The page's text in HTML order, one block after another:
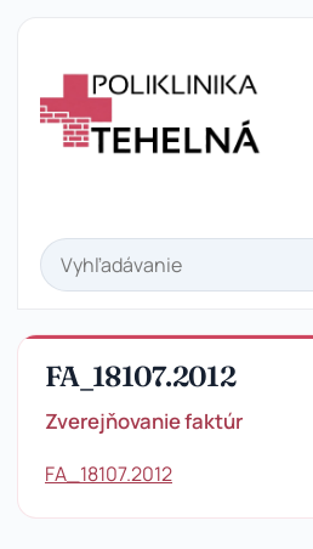
FA_18107.2012
Zverejňovanie faktúr
FA_18107.2012